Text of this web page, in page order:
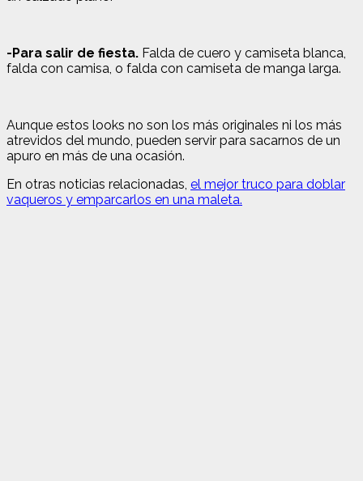
-Para salir de fiesta. Falda de cuero y camiseta blanca,
falda con camisa, o falda con camiseta de manga larga.
Aunque estos looks no son los más originales ni los más
atrevidos del mundo, pueden servir para sacarnos de un
apuro en más de una ocasión.
En otras noticias relacionadas, el mejor truco para doblar
vaqueros y emparcarlos en una maleta.